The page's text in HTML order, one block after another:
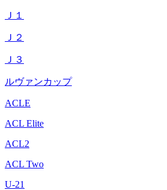
Ｊ１
Ｊ２
Ｊ３
ルヴァンカップ
ACLE
ACL Elite
ACL2
ACL Two
U-21